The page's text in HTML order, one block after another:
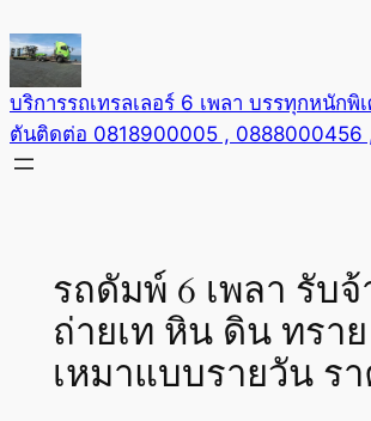
to
content
บริการรถเทรลเลอร์ 6 เพลา บรรทุกหนัก
ตันติดต่อ 0818900005 , 0888000456
รถดัมพ์ 6 เพลา รับ
ถ่ายเท หิน ดิน ทรา
เหมาแบบรายวัน ร